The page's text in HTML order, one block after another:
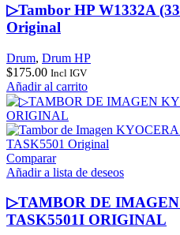
▷Tambor HP W1332A
Original
Drum, Drum HP
$175.00 Incl IGV
Añadir al carrito
Comparar
Añadir a lista de deseos
▷TAMBOR DE
TASK5501I ORIGINAL